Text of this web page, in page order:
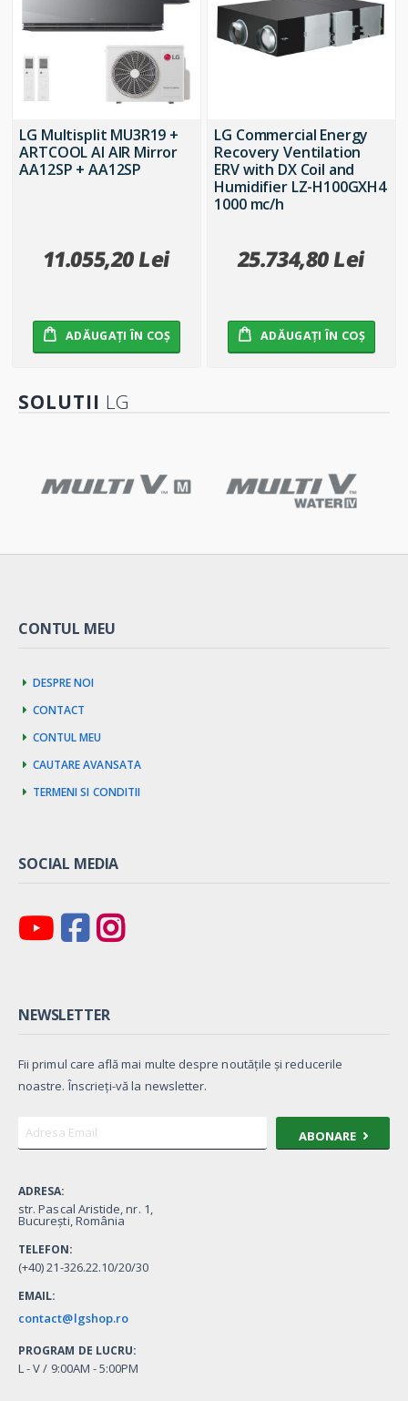
LG Multisplit MU3R19 +
ARTCOOL AI AIR Mirror
AA12SP + AA12SP
11.055,20 Lei
ADĂUGAȚI ÎN COȘ
LG Commercial Energy
Recovery Ventilation
ERV with DX Coil and
Humidifier LZ-H100GXH4
1000 mc/h
25.734,80 Lei
ADĂUGAȚI ÎN COȘ
SOLUTII LG
CONTUL MEU
Despre noi
Contact
Contul meu
Cautare avansata
Termeni si Conditii
SOCIAL MEDIA
NEWSLETTER
Fii primul care află mai multe despre noutățile și reducerile
noastre. Înscrieți-vă la newsletter.
ABONARE
ADRESA:
str. Pascal Aristide, nr. 1,
București, România
TELEFON:
(+40) 21-326.22.10/20/30
EMAIL:
contact@lgshop.ro
PROGRAM DE LUCRU:
L - V / 9:00AM - 5:00PM